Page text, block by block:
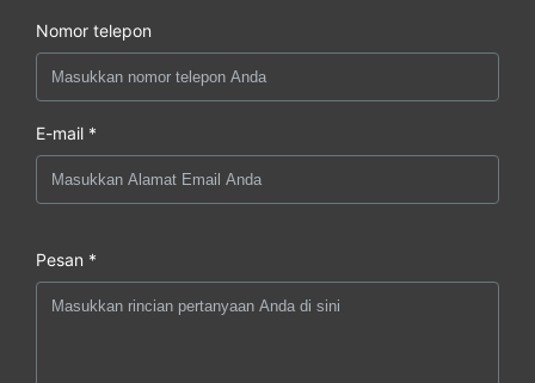
Nomor telepon
E-mail *
Pesan *